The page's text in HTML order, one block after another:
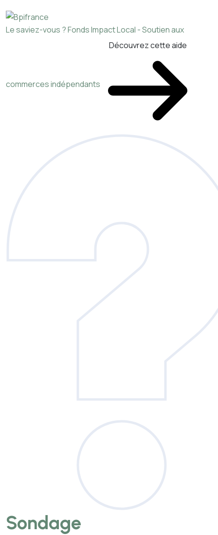
Le saviez-vous ?Fonds Impact Local - Soutien aux
commerces indépendants
Découvrez cette aide
Sondage